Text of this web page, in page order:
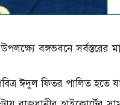
বঙ্গভবনে সর্বস্তরের
ঈদুল ফিতর পালিত হতে